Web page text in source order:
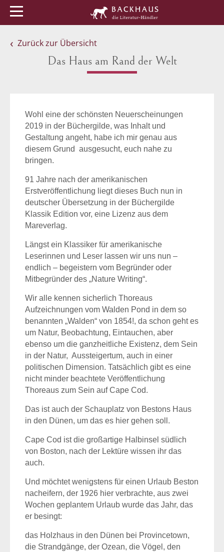
Zurück zur Übersicht
Das Haus am Rand der Welt
Wohl eine der schönsten Neuerscheinungen
2019 in der Büchergilde, was Inhalt und
Gestaltung angeht, habe ich mir genau aus
diesem Grund ausgesucht, euch nahe zu
bringen.
91 Jahre nach der amerikanischen
Erstveröffentlichung liegt dieses Buch nun in
deutscher Übersetzung in der Büchergilde
Klassik Edition vor, eine Lizenz aus dem
Mareverlag.
Längst ein Klassiker für amerikanische
Leserinnen und Leser lassen wir uns nun –
endlich – begeistern vom Begründer oder
Mitbegründer des „Nature Writing“.
Wir alle kennen sicherlich Thoreaus
Aufzeichnungen vom Walden Pond in dem so
benannten „Walden“ von 1854!, da schon geht es
um Natur, Beobachtung, Eintauchen, aber
ebenso um die ganzheitliche Existenz, dem Sein
in der Natur, Aussteigertum, auch in einer
politischen Dimension. Tatsächlich gibt es eine
nicht minder beachtete Veröffentlichung
Thoreaus zum Sein auf Cape Cod.
Das ist auch der Schauplatz von Bestons Haus
in den Dünen, um das es hier gehen soll.
Cape Cod ist die großartige Halbinsel südlich
von Boston, nach der Lektüre wissen ihr das
auch.
Und möchtet wenigstens für einen Urlaub Beston
nacheifern, der 1926 hier verbrachte, aus zwei
Wochen geplantem Urlaub wurde das Jahr, das
er besingt:
das Holzhaus in den Dünen bei Provincetown,
die Strandgänge, der Ozean, die Vögel, den